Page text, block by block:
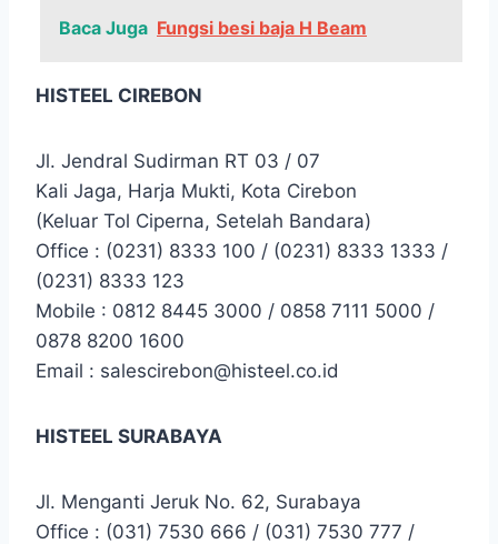
Baca Juga Fungsi besi baja H Beam
HISTEEL CIREBON
Jl. Jendral Sudirman RT 03 / 07
Kali Jaga, Harja Mukti, Kota Cirebon
(Keluar Tol Ciperna, Setelah Bandara)
Office : (0231) 8333 100 / (0231) 8333 1333 /
(0231) 8333 123
Mobile : 0812 8445 3000 / 0858 7111 5000 /
0878 8200 1600
Email : salescirebon@histeel.co.id
HISTEEL SURABAYA
Jl. Menganti Jeruk No. 62, Surabaya
Office : (031) 7530 666 / (031) 7530 777 /